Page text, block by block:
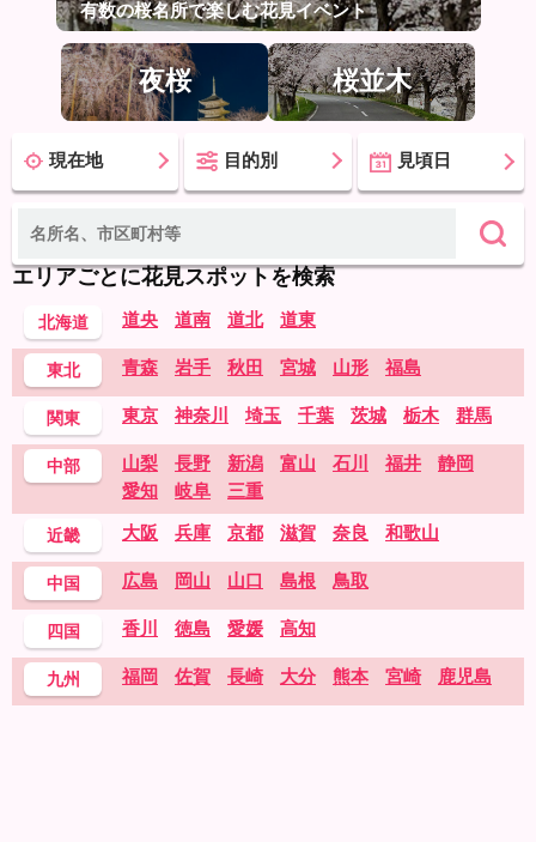
有数の桜名所で楽しむ花見イベント
夜桜 桜並木
現在地 目的別 見頃日
エリアごとに花見スポットを検索
北海道 道央 道南 道北 道東
東北 青森 岩手 秋田 宮城 山形 福島
関東 東京 神奈川 埼玉 千葉 茨城 栃木 群馬
中部 山梨 長野 新潟 富山 石川 福井
静岡
愛知
岐阜 三重
近畿 大阪 兵庫 京都 滋賀 奈良 和歌山
中国 広島 岡山 山口 島根 鳥取
四国 香川 徳島 愛媛 高知
九州 福岡 佐賀 長崎 大分 熊本 宮崎 鹿児島